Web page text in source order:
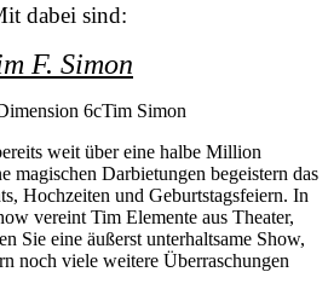
dabei sind:
F. Simon
weit über eine halbe Million
magischen Darbietungen begeistern das
Hochzeiten und Geburtstagsfeiern. In
vereint Tim Elemente aus Theater,
Sie eine äußerst unterhaltsame Show,
noch viele weitere Überraschungen